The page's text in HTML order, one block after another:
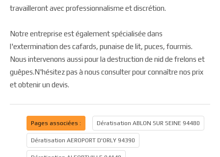
travailleront avec professionnalisme et discrétion.
Notre entreprise est également spécialisée dans
l'extermination des cafards, punaise de lit, puces, fourmis.
Nous intervenons aussi pour la destruction de nid de frelons et
guêpes.N'hésitez pas à nous consulter pour connaître nos prix
et obtenir un devis.
Pages associées : Dératisation ABLON SUR SEINE 94480
Dératisation AEROPORT D'ORLY 94390